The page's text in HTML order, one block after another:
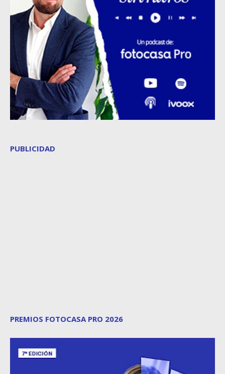
PUBLICIDAD
PREMIOS FOTOCASA PRO 2026